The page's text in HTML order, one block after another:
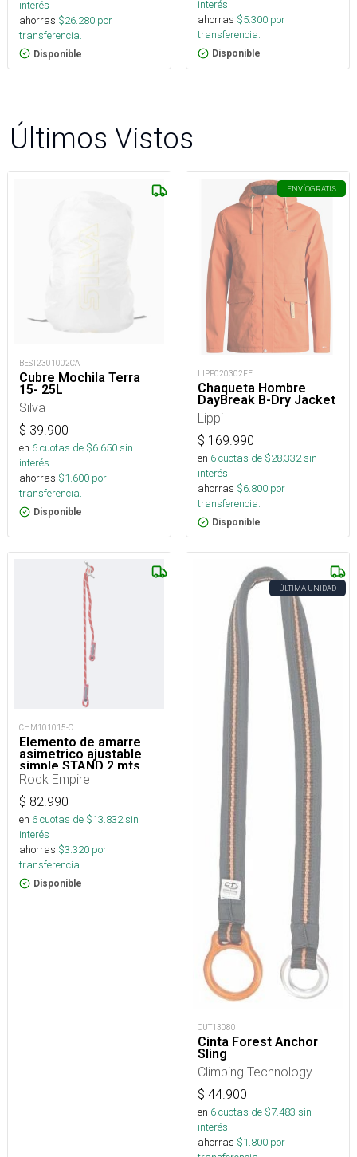
interés
ahorras $26.280 por
transferencia.
Disponible
interés
ahorras $5.300 por
transferencia.
Disponible
Últimos Vistos
BEST2301002CA
Cubre Mochila Terra
15- 25L
Silva
$ 39.900
en 6cuotas de $6.650sin
interés
ahorras $1.600 por
transferencia.
Disponible
ENVÍOGRATIS
LIPP020302FE
Chaqueta Hombre
DayBreak B-Dry Jacket
Lippi
$ 169.990
en 6cuotas de $28.332sin
interés
ahorras $6.800 por
transferencia.
Disponible
CHM101015-C
Elemento de amarre
asimetrico ajustable
simple STAND 2 mts
Rock Empire
$ 82.990
en 6cuotas de $13.832sin
interés
ahorras $3.320 por
transferencia.
Disponible
ÚLTIMA UNIDAD
OUT13080
Cinta Forest Anchor
Sling
Climbing Technology
$ 44.900
en 6cuotas de $7.483 sin
interés
ahorras $1.800 por